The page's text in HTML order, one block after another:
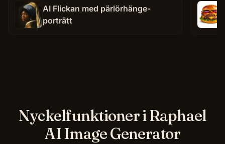
AI Flickan med pärlörhänge-
porträtt
Nyckelfunktioner i Raphael
AI Image Generator